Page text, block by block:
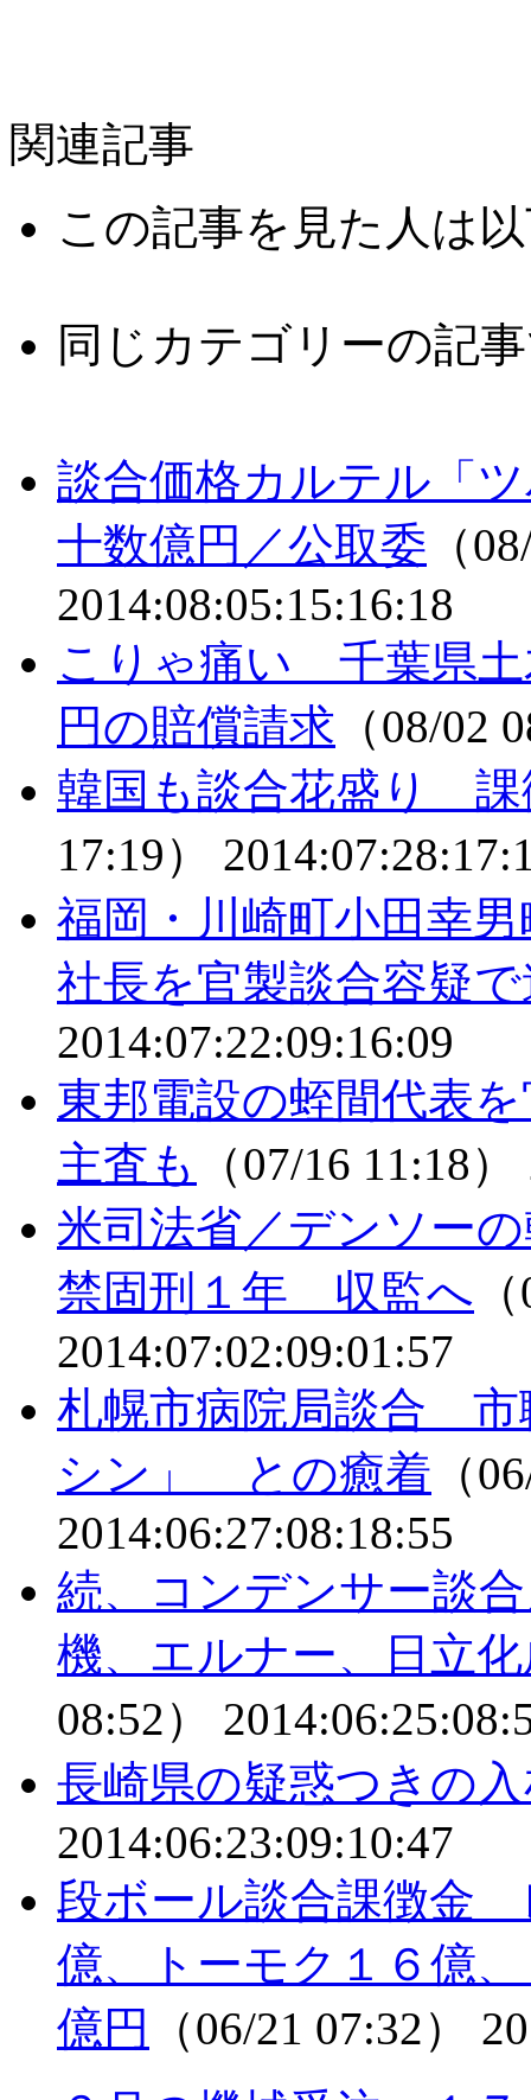
関連記事
この記事を見た人は
同じカテゴリーの記
談合価格カルテル「
十数億円／公取委 （
2014:08:05:15:16:18
こりゃ痛い 千葉県土
円の賠償請求 （08/02
韓国も談合花盛り 課
17:19）
福岡・川崎町小田幸
社長を官製談合容疑
2014:07:22:09:16:09
東邦電設の蛭間代表
主査も
（07/16 11:18）
米司法省／デンソー
禁固刑１年 収監へ
2014:07:02:09:01:57
札幌市病院局談合 市
シン」 との癒着 （
2014:06:27:08:18:55
続、コンデンサー談
機、エルナー、日立
08:52）
長崎県の疑惑つきの
2014:06:23:09:10:47
段ボール談合課徴金
億、トーモク１６億
億円
（06/21 07:32）